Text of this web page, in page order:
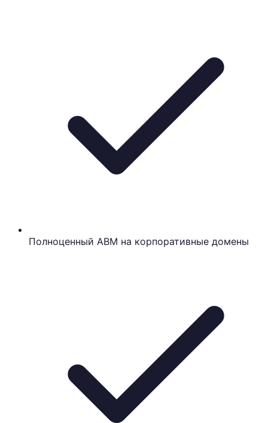
Полноценный ABM на корпоративные домены